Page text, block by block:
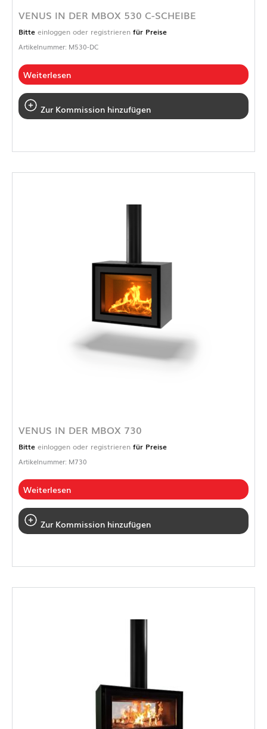
VENUS IN DER MBOX 530 C-SCHEIBE
Bitte einloggen oder registrieren für Preise
Artikelnummer: M530-DC
Weiterlesen
Zur Kommission hinzufügen
VENUS IN DER MBOX 730
Bitte einloggen oder registrieren für Preise
Artikelnummer: M730
Weiterlesen
Zur Kommission hinzufügen